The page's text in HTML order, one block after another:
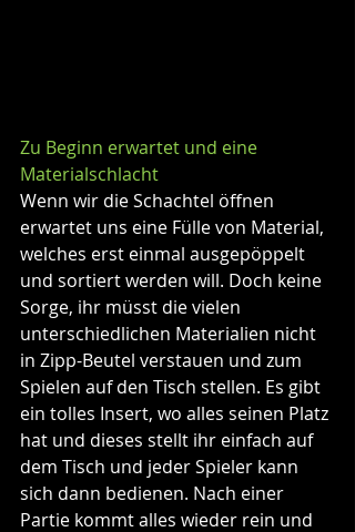
Zu Beginn erwartet und eine
Materialschlacht
Wenn wir die Schachtel öffnen
erwartet uns eine Fülle von Material,
welches erst einmal ausgepöppelt
und sortiert werden will. Doch keine
Sorge, ihr müsst die vielen
unterschiedlichen Materialien nicht
in Zipp-Beutel verstauen und zum
Spielen auf den Tisch stellen. Es gibt
ein tolles Insert, wo alles seinen Platz
hat und dieses stellt ihr einfach auf
dem Tisch und jeder Spieler kann
sich dann bedienen. Nach einer
Partie kommt alles wieder rein und